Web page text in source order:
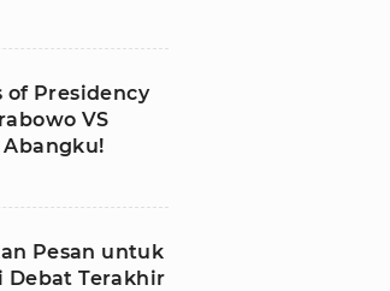
of Presidency
VS
Abangku!
Pesan untuk
Debat Terakhir